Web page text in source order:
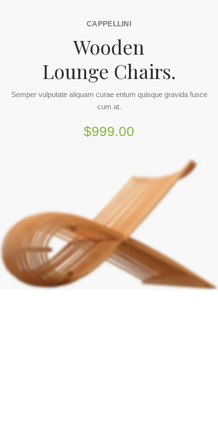
CAPPELLINI
Wooden
Lounge Chairs.
Semper vulputate aliquam curae entum quisque gravida fusce
cum at.
$999.00